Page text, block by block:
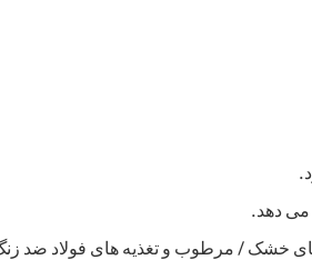
می دهد.
خشک / مرطوب و تغذیه های فولاد ضد